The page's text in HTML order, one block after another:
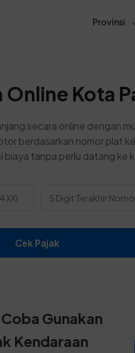
Provinsi
Kota
secara online dengan
berdasarkan nomor plat
tanpa perlu datang ke
Cek Pajak
Gunakan
Kendaraan